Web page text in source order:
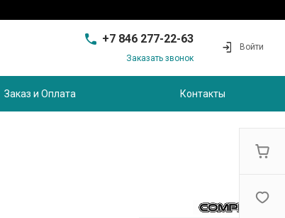
+7 846 277-22-63
+7 846 277-22-63
Совхозный, д.28, этаж 3
Заказать звонок
Войти
Заказ и Оплата Контакты